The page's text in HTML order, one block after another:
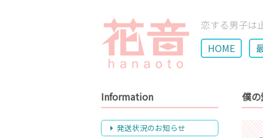
恋する男子
HOME
僕
Information
発送状況のお知らせ